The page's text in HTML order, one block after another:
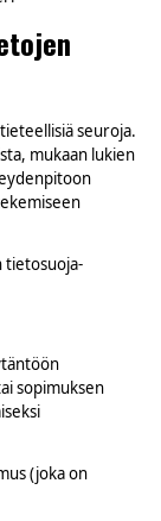
seuroja.
mukaan lukien
tietosuoja-
sopimuksen
(joka on